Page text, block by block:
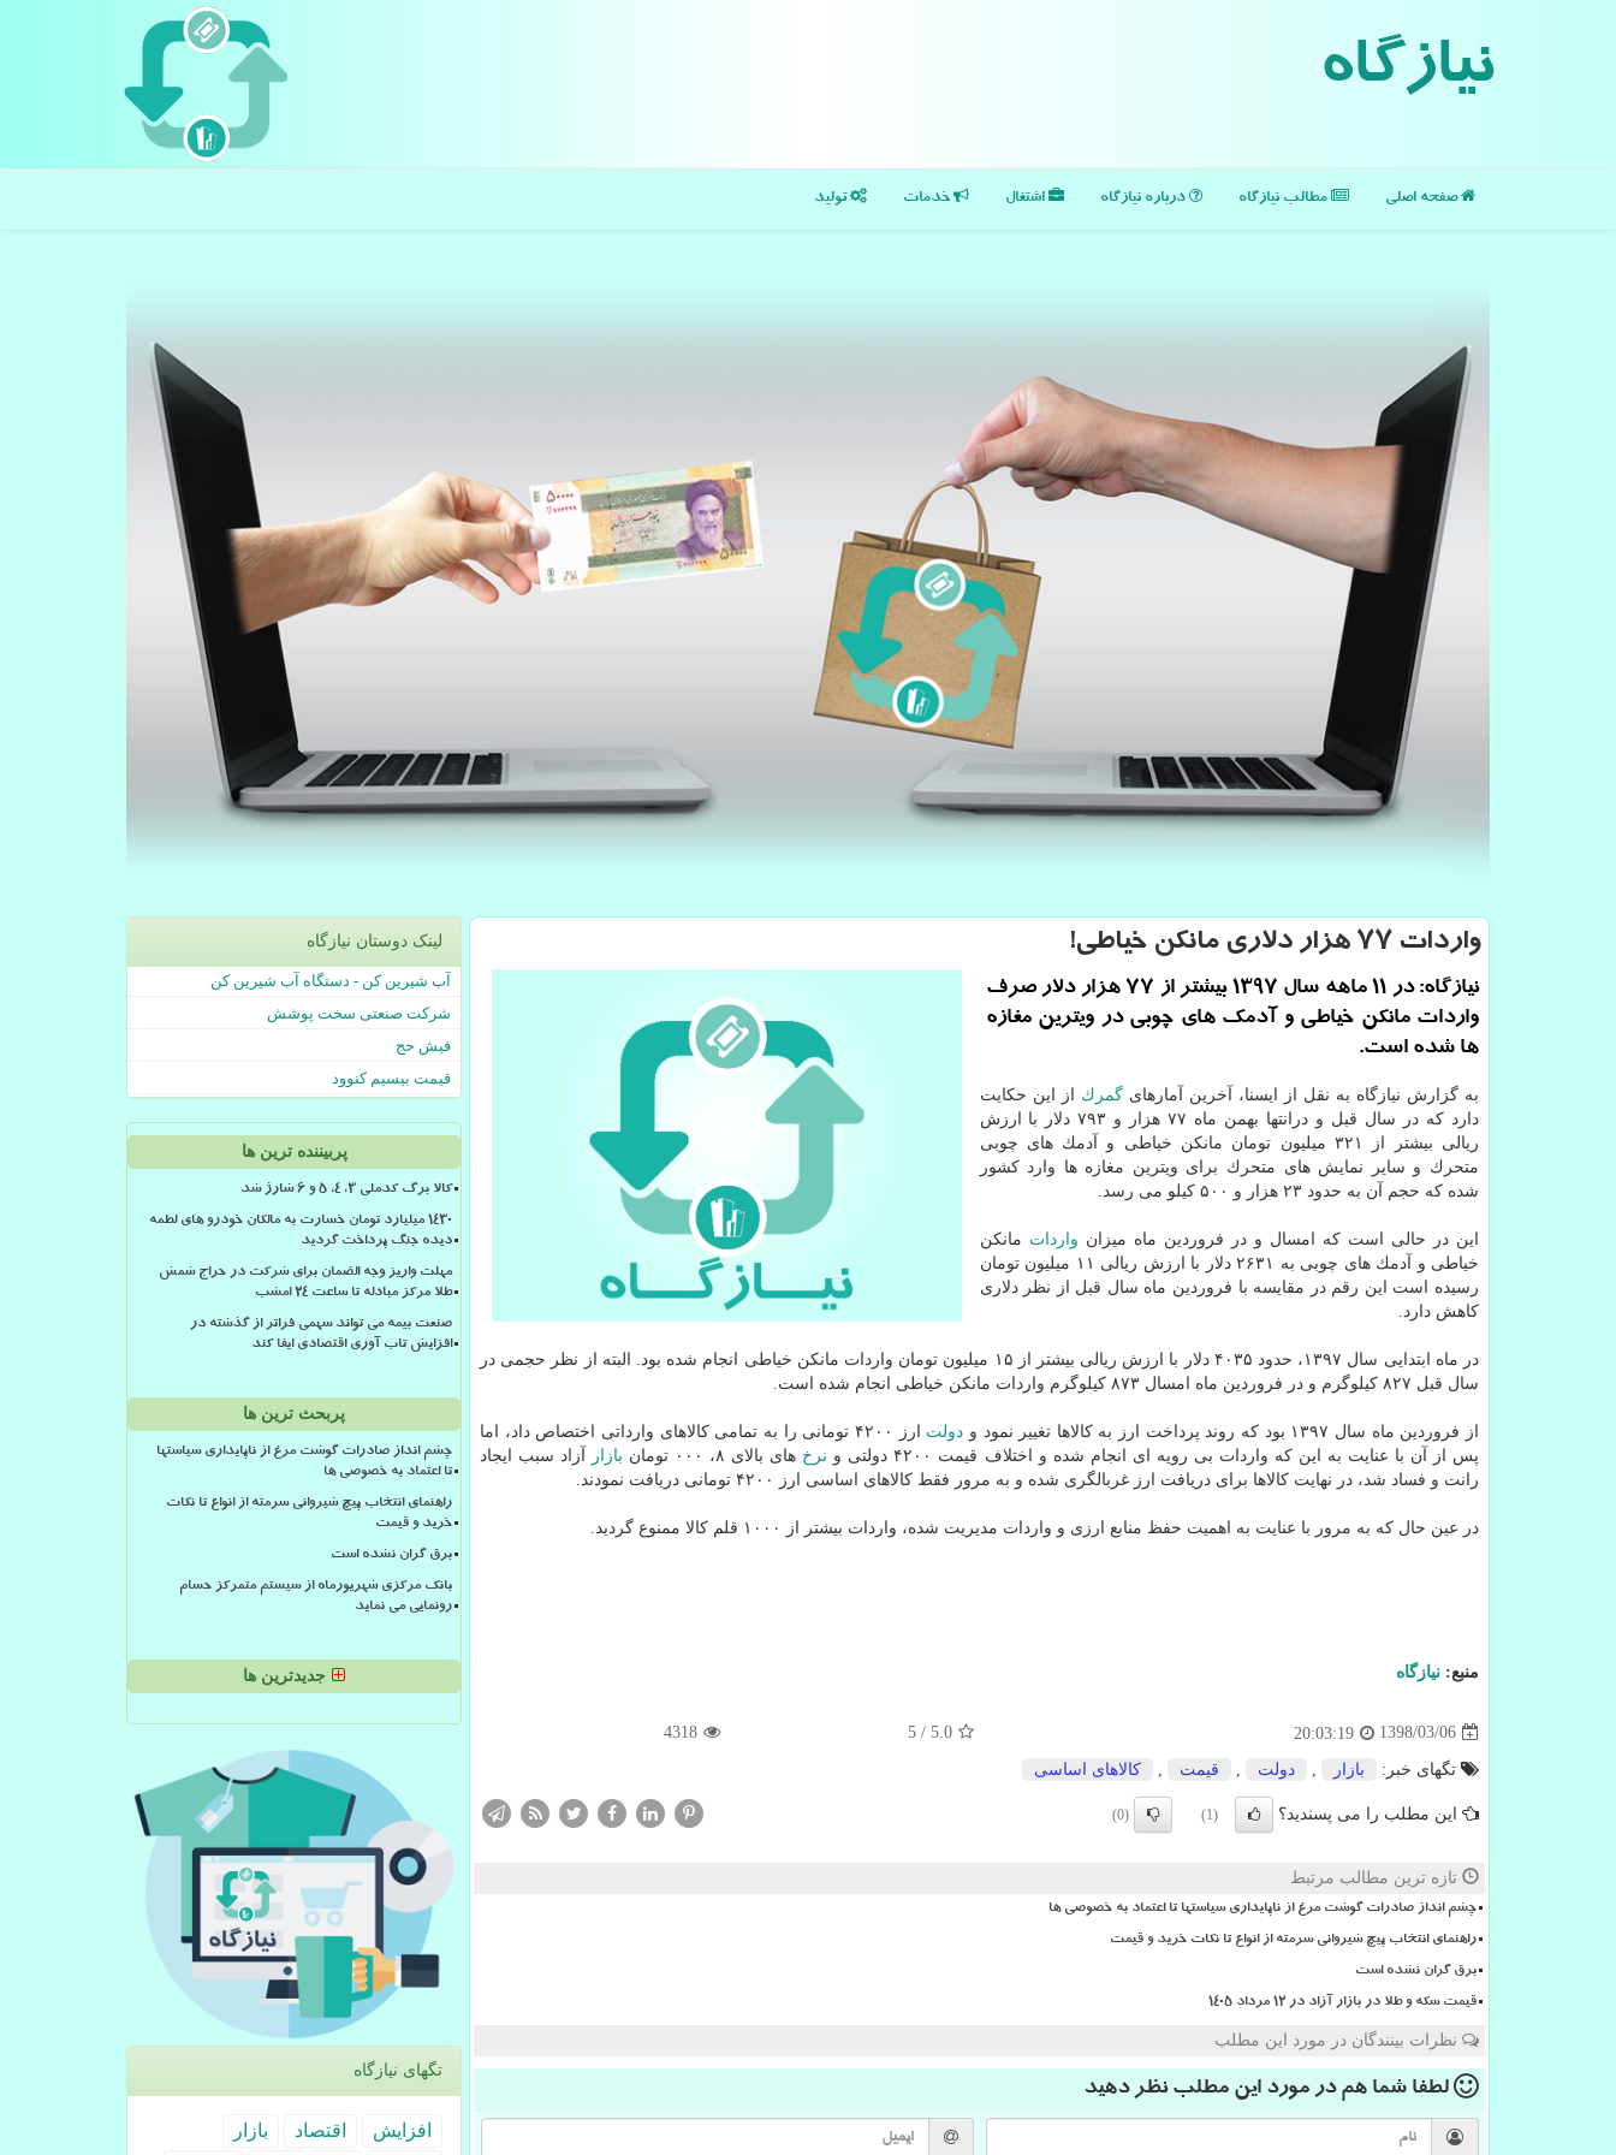
نیازگاه
صفحه اصلی مطالب نیازگاه درباره نیازگاه اشتغال خدمات تولید
واردات ۷۷ هزار دلاری مانكن خیاطی!
نیازگاه: در 11 ماهه سال 1397 بیشتر از 77 هزار دلار صرف
واردات مانكن خیاطی و آدمك های چوبی در ویترین مغازه
ها شده است.
به گزارش نیازگاه به نقل از ایسنا، آخرین آمارهایگمرك از این حكایت
دارد كه در سال قبل و درانتها بهمن ماه ۷۷ هزار و ۷۹۳ دلار با ارزش
ریالی بیشتر از ۳۲۱ میلیون تومان مانكن خیاطی و آدمك های چوبی
متحرك و سایر نمایش های متحرك برای ویترین مغازه ها وارد كشور
شده كه حجم آن به حدود ۲۳ هزار و ۵۰۰ كیلو می رسد.
این در حالی است كه امسال و در فروردین ماه میزان واردات مانكن
خیاطی و آدمك های چوبی به ۲۶۳۱ دلار با ارزش ریالی ۱۱ میلیون تومان
رسیده است این رقم در مقایسه با فروردین ماه سال قبل از نظر دلاری
كاهش دارد.
در ماه ابتدایی سال ۱۳۹۷، حدود ۴۰۳۵ دلار با ارزش ریالی بیشتر از ۱۵ میلیون تومان واردات مانكن خیاطی انجام شده بود. البته از نظر حجمی در
سال قبل ۸۲۷ كیلوگرم و در فروردین ماه امسال ۸۷۳ كیلوگرم واردات مانكن خیاطی انجام شده است.
از فروردین ماه سال ۱۳۹۷ بود كه روند پرداخت ارز به كالاها تغییر نمود و دولت
ارز ۴۲۰۰ تومانی را به تمامی كالاهای وارداتی اختصاص داد، اما
پس از آن با عنایت به این كه واردات بی رویه ای انجام شده و اختلاف قیمت ۴۲۰۰ دولتی و
نرخ های بالای ۸، ۰۰۰ تومان بازار
آزاد سبب ایجاد
رانت و فساد شد، در نهایت كالاها برای دریافت ارز غربالگری شده و به مرور فقط كالاهای اساسی ارز ۴۲۰۰ تومانی دریافت نمودند.
در عین حال كه به مرور با عنایت به اهمیت حفظ منابع ارزی و واردات مدیریت شده، واردات بیشتر از ۱۰۰۰ قلم كالا ممنوع گردید.
منبع: نیازگاه
1398/03/06
20:03:19
5.0
/
5
4318
تگهای خبر: بازار دولت قیمت كالاهای اساسی
این مطلب را می پسندید؟ (1)
(0)
تازه ترین مطالب مرتبط
چشم انداز صادرات گوشت مرغ از ناپایداری سیاستها تا اعتماد به خصوصی ها
راهنمای انتخاب پیچ شیروانی سرمته از انواع تا نکات خرید و قیمت
برق گران نشده است
قیمت سکه و طلا در بازار آزاد در ۱۲ مرداد ۱۴۰۵
نظرات بینندگان در مورد این مطلب
لطفا شما همدر مورد این مطلب نظر دهید
لینک دوستان نیازگاه
آب شیرین کن - دستگاه آب شیرین کن
شرکت صنعتی سخت پوشش
فیش حج
قیمت بیسیم کنوود
پربیننده ترین ها
کالا برگ کدملی 3، 4، 5 و 6 شارژ شد
۱۴۳۰ میلیارد تومان خسارت به مالکان خودرو های لطمه
دیده جنگ پرداخت گردید
مهلت واریز وجه الضمان برای شرکت در حراج شمش
طلا مرکز مبادله تا ساعت ۲۴ امشب
صنعت بیمه می تواند سهمی فراتر از گذشته در
افزایش تاب آوری اقتصادی ایفا کند
پربحث ترین ها
چشم انداز صادرات گوشت مرغ از ناپایداری سیاستها
تا اعتماد به خصوصی ها
راهنمای انتخاب پیچ شیروانی سرمته از انواع تا نکات
خرید و قیمت
برق گران نشده است
بانک مرکزی شهریورماه از سیستم متمرکز حسام
رونمایی می نماید
جدیدترین ها
تگهای نیازگاه
افزایش اقتصاد بازار